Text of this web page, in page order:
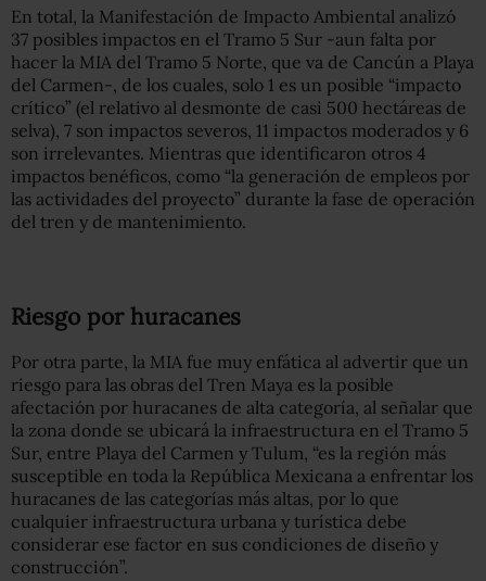
En total, la Manifestación de Impacto Ambiental analizó
37 posibles impactos en el Tramo 5 Sur -aun falta por
hacer la MIA del Tramo 5 Norte, que va de Cancún a Playa
del Carmen-, de los cuales, solo 1 es un posible “impacto
crítico” (el relativo al desmonte de casi 500 hectáreas de
selva), 7 son impactos severos, 11 impactos moderados y 6
son irrelevantes. Mientras que identificaron otros 4
impactos benéficos, como “la generación de empleos por
las actividades del proyecto” durante la fase de operación
del tren y de mantenimiento.
Riesgo por huracanes
Por otra parte, la MIA fue muy enfática al advertir que un
riesgo para las obras del Tren Maya es la posible
afectación por huracanes de alta categoría, al señalar que
la zona donde se ubicará la infraestructura en el Tramo 5
Sur, entre Playa del Carmen y Tulum, “es la región más
susceptible en toda la República Mexicana a enfrentar los
huracanes de las categorías más altas, por lo que
cualquier infraestructura urbana y turística debe
considerar ese factor en sus condiciones de diseño y
construcción”.